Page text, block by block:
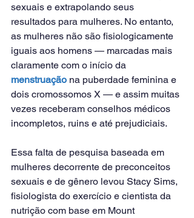
sexuais e extrapolando seus
resultados para mulheres. No entanto,
as mulheres não são fisiologicamente
iguais aos homens — marcadas mais
claramente com o início da
menstruação na puberdade feminina e
dois cromossomos X — e assim muitas
vezes receberam conselhos médicos
incompletos, ruins e até prejudiciais.
Essa falta de pesquisa baseada em
mulheres decorrente de preconceitos
sexuais e de gênero levou Stacy Sims,
fisiologista do exercício e cientista da
nutrição com base em Mount